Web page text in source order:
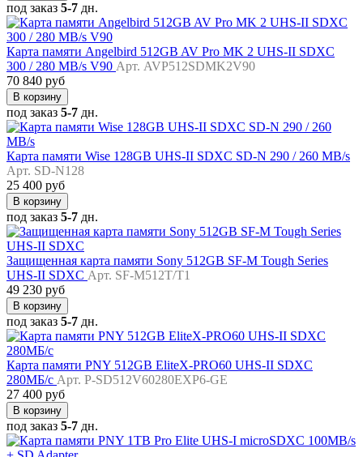
под заказ 5-7 дн.
Карта памяти Angelbird 512GB AV Pro MK 2 UHS-II SDXC
300 / 280 MB/s V90 Арт. AVP512SDMK2V90
70 840 руб
В корзину
под заказ 5-7 дн.
Карта памяти Wise 128GB UHS-II SDXC SD-N 290 / 260 MB/s
Арт. SD-N128
25 400 руб
В корзину
под заказ 5-7 дн.
Защищенная карта памяти Sony 512GB SF-M Tough Series
UHS-II SDXC Арт. SF-M512T/T1
49 230 руб
В корзину
под заказ 5-7 дн.
Карта памяти PNY 512GB EliteX-PRO60 UHS-II SDXC
280МБ/с Арт. P-SD512V60280EXP6-GE
27 400 руб
В корзину
под заказ 5-7 дн.